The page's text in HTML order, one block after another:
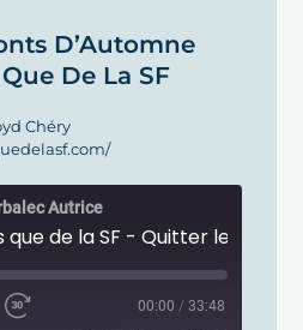
D’Automne
De La SF
Chéry
Autrice
00:00 / 33:48